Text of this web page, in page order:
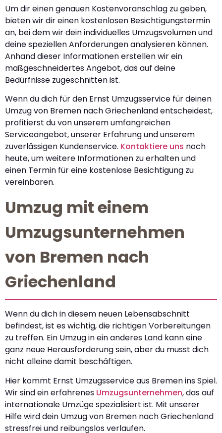
Um dir einen genauen Kostenvoranschlag zu geben,
bieten wir dir einen kostenlosen Besichtigungstermin
an, bei dem wir dein individuelles Umzugsvolumen und
deine speziellen Anforderungen analysieren können.
Anhand dieser Informationen erstellen wir ein
maßgeschneidertes Angebot, das auf deine
Bedürfnisse zugeschnitten ist.
Wenn du dich für den Ernst Umzugsservice für deinen
Umzug von Bremen nach Griechenland entscheidest,
profitierst du von unserem umfangreichen
Serviceangebot, unserer Erfahrung und unserem
zuverlässigen Kundenservice. Kontaktiere uns noch
heute, um weitere Informationen zu erhalten und
einen Termin für eine kostenlose Besichtigung zu
vereinbaren.
Umzug mit einem
Umzugsunternehmen
von Bremen nach
Griechenland
Wenn du dich in diesem neuen Lebensabschnitt
befindest, ist es wichtig, die richtigen Vorbereitungen
zu treffen. Ein Umzug in ein anderes Land kann eine
ganz neue Herausforderung sein, aber du musst dich
nicht alleine damit beschäftigen.
Hier kommt Ernst Umzugsservice aus Bremen ins Spiel.
Wir sind ein erfahrenes Umzugsunternehmen, das auf
internationale Umzüge spezialisiert ist. Mit unserer
Hilfe wird dein Umzug von Bremen nach Griechenland
stressfrei und reibungslos verlaufen.